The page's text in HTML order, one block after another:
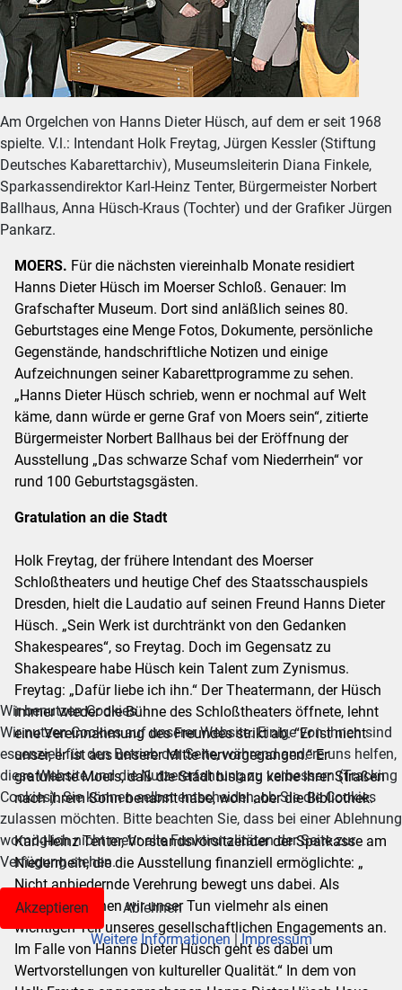
Am Orgelchen von Hanns Dieter Hüsch, auf dem er seit 1968
spielte. V.l.: Intendant Holk Freytag, Jürgen Kessler (Stiftung
Deutsches Kabarettarchiv), Museumsleiterin Diana Finkele,
Sparkassendirektor Karl-Heinz Tenter, Bürgermeister Norbert
Ballhaus, Anna Hüsch-Kraus (Tochter) und der Grafiker Jürgen
Pankarz.
MOERS. Für die nächsten viereinhalb Monate residiert
Hanns Dieter Hüsch im Moerser Schloß. Genauer: Im
Grafschafter Museum. Dort sind anläßlich seines 80.
Geburtstages eine Menge Fotos, Dokumente, persönliche
Gegenstände, handschriftliche Notizen und einige
Aufzeichnungen seiner Kabarettprogramme zu sehen.
„Hanns Dieter Hüsch schrieb, wenn er nochmal auf Welt
käme, dann würde er gerne Graf von Moers sein“, zitierte
Bürgermeister Norbert Ballhaus bei der Eröffnung der
Ausstellung „Das schwarze Schaf vom Niederrhein“ vor
rund 100 Geburtstagsgästen.
Gratulation an die Stadt
Holk Freytag, der frühere Intendant des Moerser
Schloßtheaters und heutige Chef des Staatsschauspiels
Dresden, hielt die Laudatio auf seinen Freund Hanns Dieter
Hüsch. „Sein Werk ist durchtränkt von den Gedanken
Shakespeares“, so Freytag. Doch im Gegensatz zu
Shakespeare habe Hüsch kein Talent zum Zynismus.
Freytag: „Dafür liebe ich ihn.“ Der Theatermann, der Hüsch
immer wieder die Bühne des Schloßtheaters öffnete, lehnt
eine Vereinnahmung des Freundes strikt ab. “Er ist nicht
unser, er ist aus unserer Mitte hervorgegangen.“ Er
gratulierte Moers, daß die Stadt bislang keine ihrer Straßen
nach ihrem Sohn benannt habe, wohl aber die Bibliothek.
Karl-Heinz Tenter, Vorstandsvorsitzender der Sparkasse am
Niederrhein, die die Ausstellung finanziell ermöglichte: „
Nicht anbiedernde Verehrung bewegt uns dabei. Als
Sparkasse sehen wir unser Tun vielmehr als einen
wichtigen Teil unseres gesellschaftlichen Engagements an.
Im Falle von Hanns Dieter Hüsch geht es dabei um
Wertvorstellungen von kultureller Qualität.“ In dem von
Wir benutzen Cookies
Wir nutzen Cookies auf unserer Website. Einige von ihnen sind
essenziell für den Betrieb der Seite, während andere uns helfen,
diese Website und die Nutzererfahrung zu verbessern (Tracking
Cookies). Sie können selbst entscheiden, ob Sie die Cookies
zulassen möchten. Bitte beachten Sie, dass bei einer Ablehnung
womöglich nicht mehr alle Funktionalitäten der Seite zur
Verfügung stehen.
Akzeptieren
Ablehnen
Weitere Informationen | Impressum